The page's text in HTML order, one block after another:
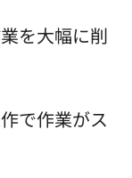
を大幅に削
で作業がス